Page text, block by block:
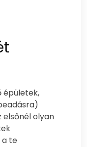
épületek,
elsőnél olyan
te